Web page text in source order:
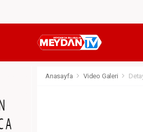
Anasayfa Video Galeri